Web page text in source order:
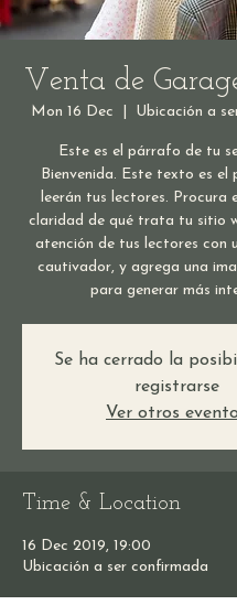
Venta de
Mon 16 Dec Ubicación a
Este es el párrafo de tu
Bienvenida. Este texto es el
leerán tus lectores. Procura
claridad de qué trata tu sitio
atención de tus lectores con
cautivador, y agrega una
para generar más
Se ha cerrado la
registrarse
Ver otros
Time & Location
16 Dec 2019, 19:00
Ubicación a ser confirmada